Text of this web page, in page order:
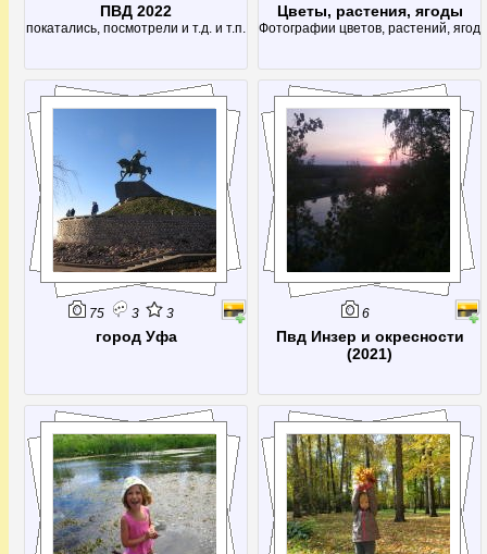
ПВД 2022
покатались, посмотрели и т.д. и т.п.
Цветы, растения, ягоды
Фотографии цветов, растений, ягод
75 3 3
город Уфа
6
Пвд Инзер и окресности
(2021)